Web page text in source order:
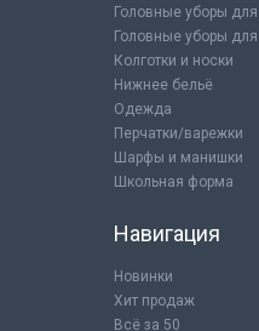
Головные уборы
Головные уборы
Колготки и носки
Нижнее бельё
Одежда
Перчатки/варежки
Шарфы и манишки
Школьная форма
Навигация
Новинки
Хит продаж
Всё за 50